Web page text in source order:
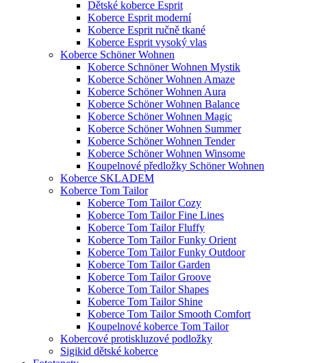
Dětské koberce Esprit
Koberce Esprit moderní
Koberce Esprit ručně tkané
Koberce Esprit vysoký vlas
Koberce Schöner Wohnen
Koberce Schnöner Wohnen Mystik
Koberce Schöner Wohnen Amaze
Koberce Schöner Wohnen Aura
Koberce Schöner Wohnen Balance
Koberce Schöner Wohnen Magic
Koberce Schöner Wohnen Summer
Koberce Schöner Wohnen Tender
Koberce Schöner Wohnen Winsome
Koupelnové předložky Schöner Wohnen
Koberce SKLADEM
Koberce Tom Tailor
Koberce Tom Tailor Cozy
Koberce Tom Tailor Fine Lines
Koberce Tom Tailor Fluffy
Koberce Tom Tailor Funky Orient
Koberce Tom Tailor Funky Outdoor
Koberce Tom Tailor Garden
Koberce Tom Tailor Groove
Koberce Tom Tailor Shapes
Koberce Tom Tailor Shine
Koberce Tom Tailor Smooth Comfort
Koupelnové koberce Tom Tailor
Kobercové protiskluzové podložky
Sigikid dětské koberce